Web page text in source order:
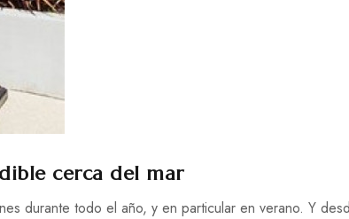
cerca del mar
durante todo el año, y en particular en verano. Y